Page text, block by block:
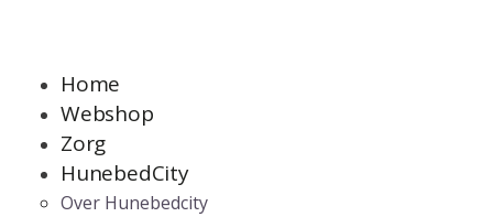
Home
Webshop
Zorg
HunebedCity
Over Hunebedcity